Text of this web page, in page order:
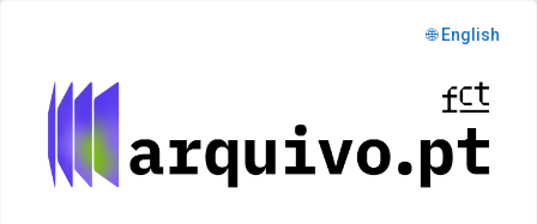
🌐 English